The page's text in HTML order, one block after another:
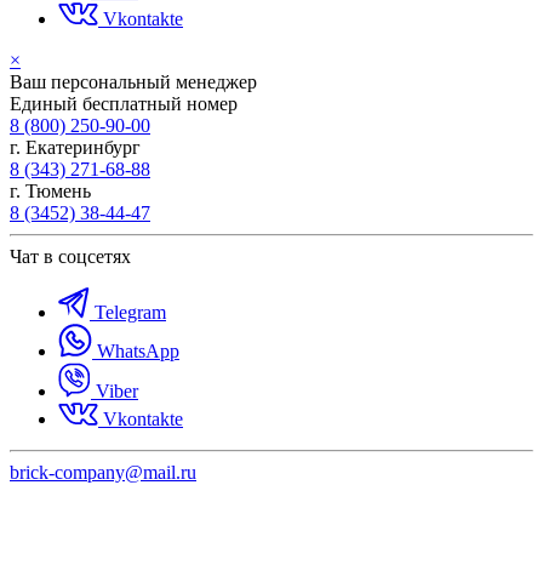
Vkontakte
×
Ваш персональный менеджер
Единый бесплатный номер
8 (800) 250-90-00
г. Екатеринбург
8 (343) 271-68-88
г. Тюмень
8 (3452) 38-44-47
Чат в соцсетях
Telegram
WhatsApp
Viber
Vkontakte
brick-company@mail.ru